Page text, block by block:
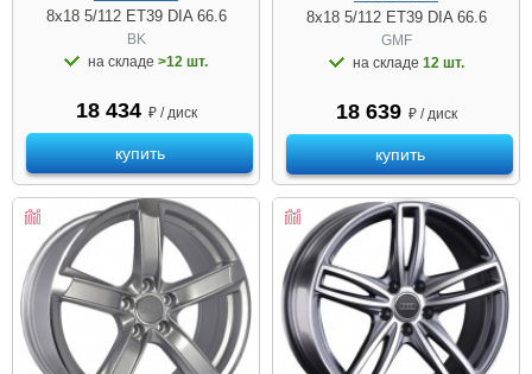
8x18 5/112 ET39 DIA 66.6
BK
на складе >12 шт.
18 434 ₽ / диск
купить
8x18 5/112 ET39 DIA 66.6
GMF
на складе 12 шт.
18 639 ₽ / диск
купить